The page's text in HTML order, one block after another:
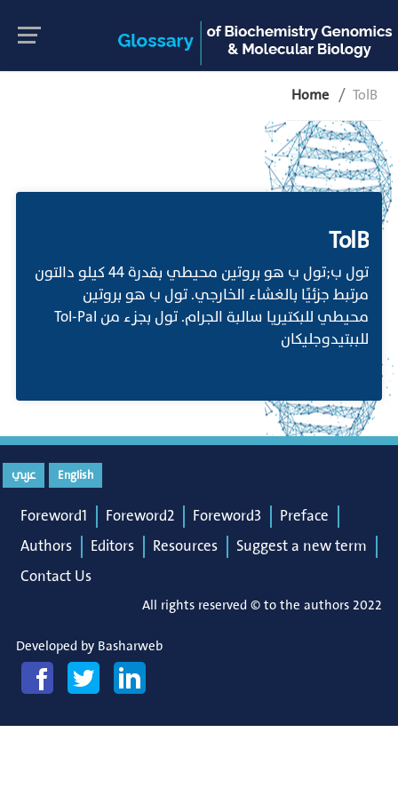
Home TolB
TolB
تول ب;تول ب هو بروتين محيطي بقدرة 44 كيلو دالتون
مرتبط جزئيًا بالغشاء الخارجي. تول ب هو بروتين
محيطي للبكتيريا سالبة الجرام. تول بجزء من Tol-Pal
للببتيدوجليكان
English عربي
Foreword1 Foreword2 Foreword3
Preface
Authors
Editors Resources
Suggest a new term
Contact Us
All rights reserved © to the authors 2022
Developed by Basharweb